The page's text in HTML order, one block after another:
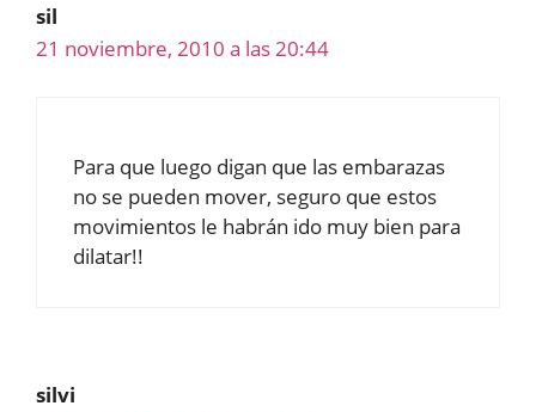
sil
21 noviembre, 2010 a las 20:44
Para que luego digan que las embarazas
no se pueden mover, seguro que estos
movimientos le habrán ido muy bien para
dilatar!!
silvi